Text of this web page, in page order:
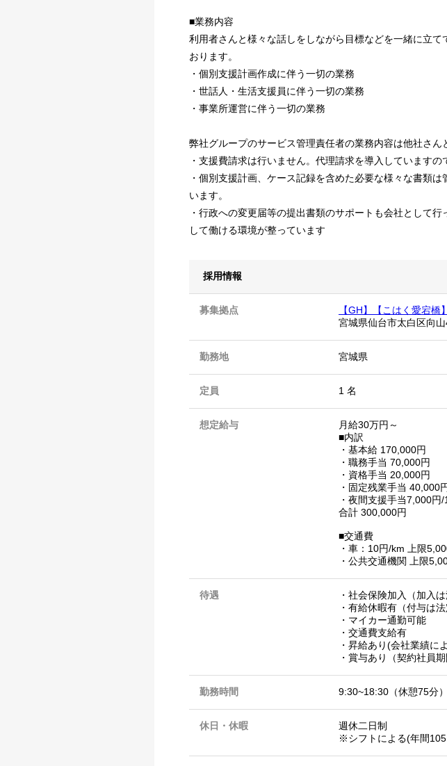
■業務内容
利用者さんと様々な話しをしながら目標などを一緒に立
おります。
・個別支援計画作成に伴う一切の業務
・世話人・生活支援員に伴う一切の業務
・事業所運営に伴う一切の業務
弊社グループのサービス管理責任者の業務内容は他社さ
・支援費請求は行いません。代理請求を導入していますの
・個別支援計画、ケース記録を含めた必要な様々な書類
います。
・行政への変更届等の提出書類のサポートも会社として
して働ける環境が整っています
採用情報
募集拠点
【GH】【こはく愛宕橋
宮城県仙台市太白区向
勤務地 宮城県
定員 1 名
想定給与
月給30万円～
■内訳
・基本給 170,000円
・職務手当 70,000円
・資格手当 20,000円
・固定残業手当 40,000
・夜間支援手当7,000円
合計 300,000円
■交通費
・車：10円/km 上限
・公共交通機関 上限
待遇
・社会保険加入（加入は
・有給休暇有（付与は法
・マイカー通勤可能
・交通費支給有
・昇給あり(会社業績に
・賞与あり（契約社員
勤務時間 9:30~18:30（休憩75分）
休日・休暇
週休二日制
※シフトによる(年間